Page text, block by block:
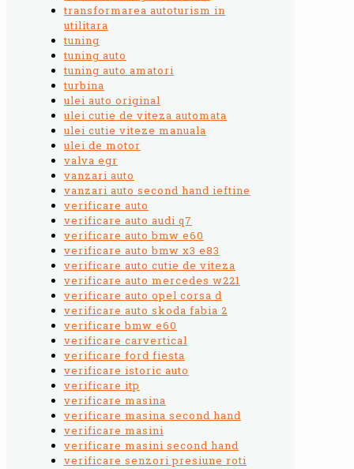
transformarea autoturism in
utilitara
tuning
tuning auto
tuning auto amatori
turbina
ulei auto original
ulei cutie de viteza automata
ulei cutie viteze manuala
ulei de motor
valva egr
vanzari auto
vanzari auto second hand ieftine
verificare auto
verificare auto audi q7
verificare auto bmw e60
verificare auto bmw x3 e83
verificare auto cutie de viteza
verificare auto mercedes w221
verificare auto opel corsa d
verificare auto skoda fabia 2
verificare bmw e60
verificare carvertical
verificare ford fiesta
verificare istoric auto
verificare itp
verificare masina
verificare masina second hand
verificare masini
verificare masini second hand
verificare senzori presiune roti